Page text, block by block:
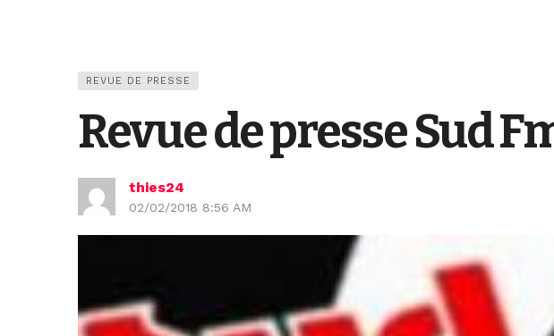
REVUE DE PRESSE
Revue de presse Sud
thies24
02/02/2018 8:56 AM